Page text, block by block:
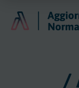
/